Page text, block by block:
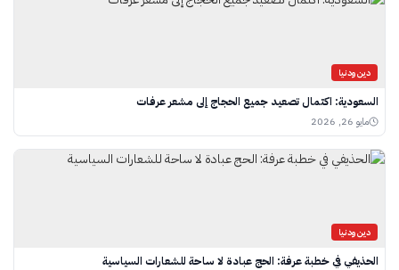
دين ودنيا
السعودية: اكتمال تصعيد جميع الحجاج إلى مشعر عرفات
مايو 26, 2026
دين ودنيا
الحذيفي في خطبة عرفة: الحج عبادة لا ساحة للشعارات السياسية